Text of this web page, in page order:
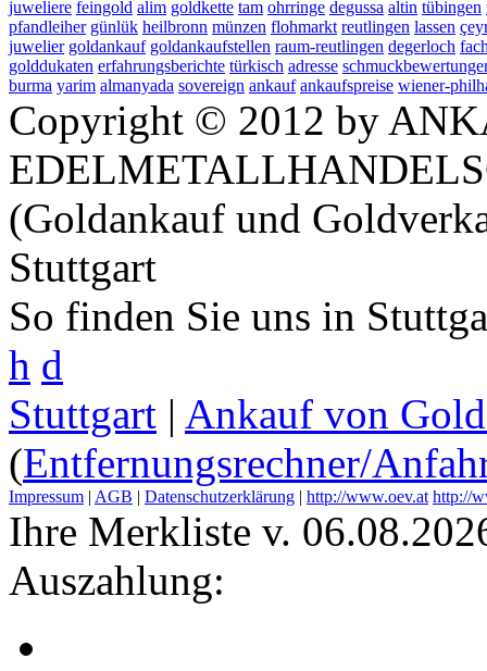
juweliere feingold alim goldkette tam ohrringe degussa altin tübingen
pfandleiher günlük heilbronn münzen flohmarkt reutlingen lassen
juwelier goldankauf goldankaufstellen raum-reutlingen degerloch
golddukaten erfahrungsberichte türkisch adresse
burma yarim almanyada sovereign ankauf ankaufspreise wiener-
Copyright © 2012 by
(Goldankauf und
Stuttgart
So finden Sie uns in
h d
Stuttgart | Ankauf von
(Entfernungsrechner/
Impressum | AGB | Datenschutzerklärung | http://www.oev.at http://
Ihre Merkliste v.
Auszahlung: